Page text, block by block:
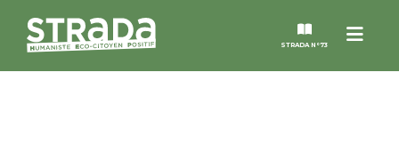
Menu
STRADA N°73